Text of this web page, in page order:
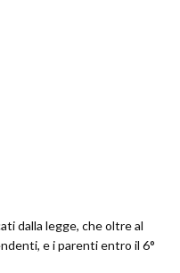
dalla legge, che oltre al
e i parenti entro il 6°